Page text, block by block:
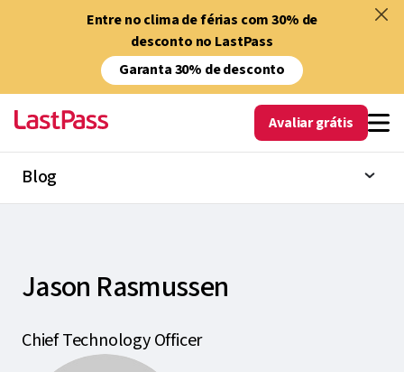
Entre no clima de férias com 30% de
desconto no LastPass
Garanta 30% de desconto
Avaliar grátis
Blog
Jason Rasmussen
Chief Technology Officer